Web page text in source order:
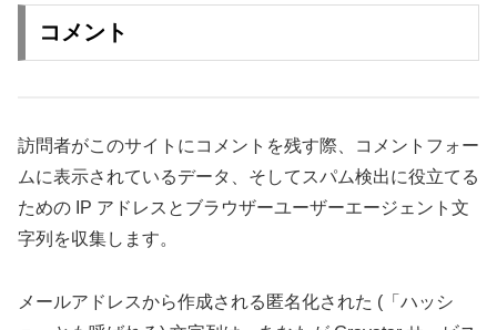
コメント
訪問者がこのサイトにコメントを残す際、コメントフォー
ムに表示されているデータ、そしてスパム検出に役立てる
ための IP アドレスとブラウザーユーザーエージェント文
字列を収集します。
メールアドレスから作成される匿名化された (「ハッシ